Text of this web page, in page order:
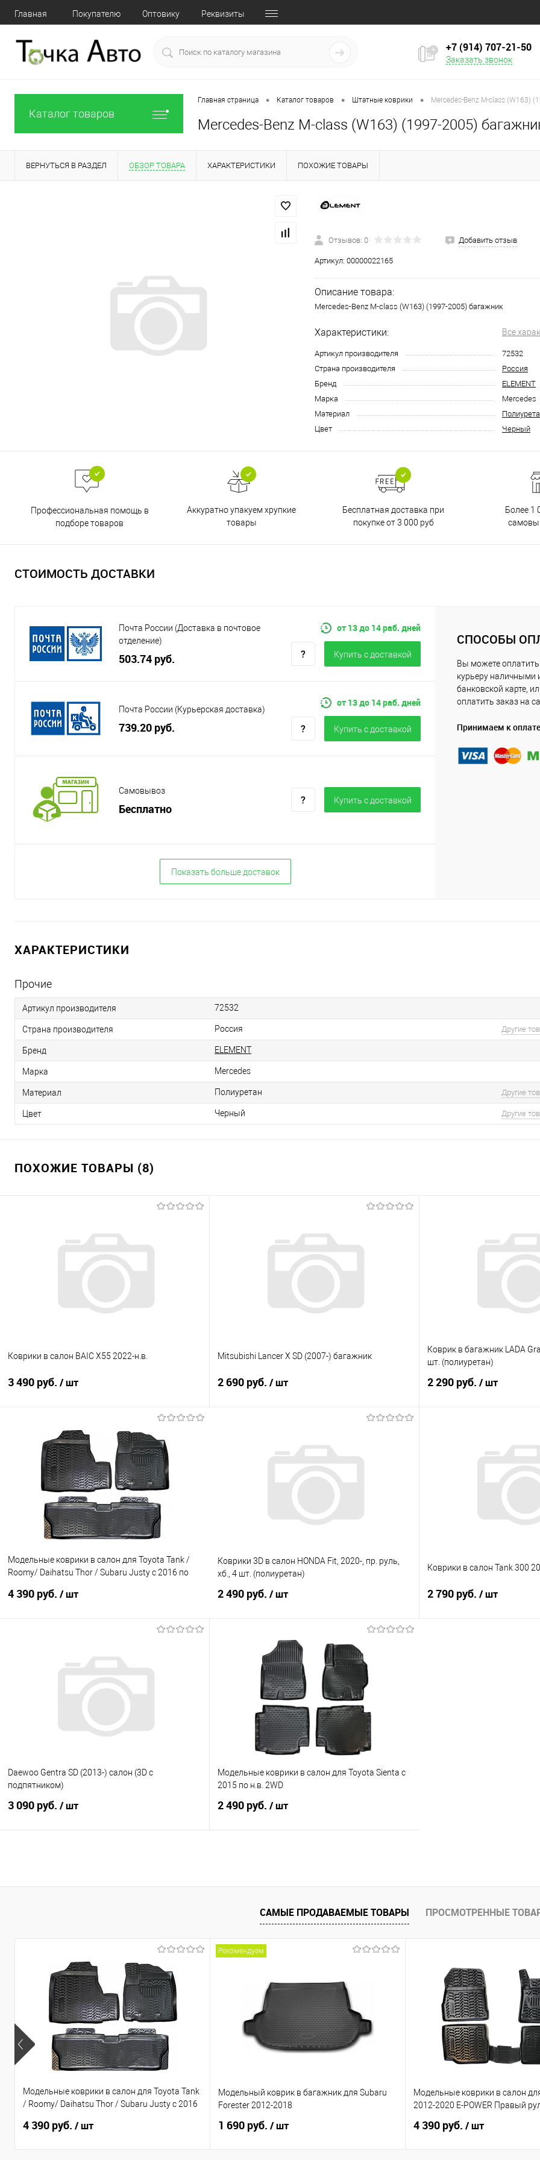
Главная Покупателю Оптовику Реквизиты
+7 (914) 707‒21‒50
Заказать звонок
Каталог товаров
Главная страница • Каталог товаров • Штатные коврики • Mercedes-Benz M-class (W163)
Mercedes-Benz M-class (W163) (1997-2005)
ВЕРНУТЬСЯ В РАЗДЕЛ ОБЗОР ТОВАРА ХАРАКТЕРИСТИКИ ПОХОЖИЕ ТОВАРЫ
Отзывов: 0 Добавить отзыв
Артикул: 00000022165
Описание товара:
Mercedes-Benz M-class (W163) (1997-2005) багажник
Характеристики: Все
Артикул производителя
72532
Страна производителя
Россия
Бренд
ELEMENT
Марка
Mercedes
Материал
Цвет
Черный
Профессиональная помощь в
подборе товаров
Аккуратно упакуем хрупкие
товары
Бесплатная доставка при
покупке от 3 000 руб
Более 1
СТОИМОСТЬ ДОСТАВКИ
Почта России (Доставка в почтовое
отделение)
503.74 руб.
от 13 до 14 раб. дней
Купить c доставкой
Почта России (Курьерская доставка)
739.20 руб.
от 13 до 14 раб. дней
Купить c доставкой
Самовывоз
Бесплатно
Купить c доставкой
Показать больше доставок
СПОСОБЫ
Вы можете оплатить
курьеру наличными
банковской карте,
оплатить заказ на
Принимаем к оплате
ХАРАКТЕРИСТИКИ
Прочие
Артикул производителя 72532
Страна производителя Россия Другие
Бренд ELEMENT
Марка Mercedes
Материал Полиуретан Другие
Цвет Черный Другие
ПОХОЖИЕ ТОВАРЫ (8)
Коврики в салон BAIC X55 2022-н.в.
3 490 руб. / шт
В корзину
Купить в 1 клик
Сравнение
В избранное
Под заказ
Mitsubishi Lanсer X SD (2007-) багажник
2 690 руб. / шт
Купить в 1 клик
Сравнение
Под заказ
Коврик в багажник LADA
шт. (полиуретан)
2 290 руб. / шт
Купить в 1 клик
Модельные коврики в салон для Toyota Tank /
Roomy/ Daihatsu Thor / Subaru Justy с 2016 по
4 390 руб. / шт
Купить в 1 клик
Сравнение
В наличии
Коврики 3D в салон HONDA Fit, 2020-, пр. руль,
хб., 4 шт. (полиуретан)
2 490 руб. / шт
В корзину
Купить в 1 клик
Сравнение
В избранное
В наличии
Коврики в салон Tank 300
2 790 руб. / шт
Daewoo Gentra SD (2013-) салон (3D с
подпятником)
3 090 руб. / шт
Купить в 1 клик
Сравнение
Модельные коврики в салон для Toyota Sienta с
2015 по н.в. 2WD
2 490 руб. / шт
Купить в 1 клик
Сравнение
В избранное
В наличии
САМЫЕ ПРОДАВАЕМЫЕ ТОВАРЫ ПРОСМОТРЕННЫЕ
Модельные коврики в салон для Toyota Tank
/ Roomy/ Daihatsu Thor / Subaru Justy с 2016
4 390 руб. / шт
Рекомендуем
Модельный коврик в багажник для Subaru
Forester 2012-2018
1 690 руб. / шт
Модельные коврики в салон
2012-2020 E-POWER Правый
4 390 руб. / шт